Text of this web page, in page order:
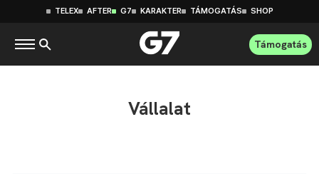
TELEX AFTER G7 KARAKTER TÁMOGATÁS SHOP
Támogatás
Vállalat